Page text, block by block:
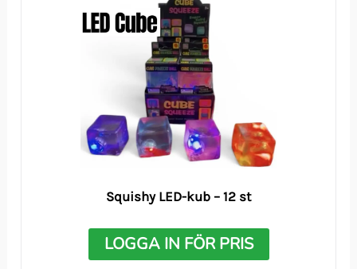
Squishy LED-kub – 12 st
LOGGA IN FÖR PRIS